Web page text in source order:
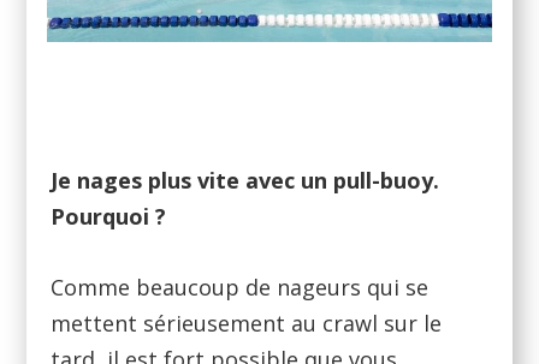
Je nages plus vite avec un pull-buoy.
Pourquoi ?
Comme beaucoup de nageurs qui se
mettent sérieusement au crawl sur le